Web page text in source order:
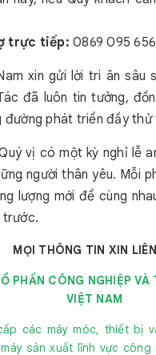
trực tiếp: 0869 095
xin gửi lời tri ân sâu
đã luôn tin tưởng,
đường phát triển đầy thử
vị có một kỳ nghỉ lễ
người thân yêu. Mỗi
lượng mới để cùng
trước.
MỌI THÔNG TIN XIN
PHẦN CÔNG NGHIỆP VÀ
VIỆT NAM
các máy móc, thiết bị
sản xuất lĩnh vực